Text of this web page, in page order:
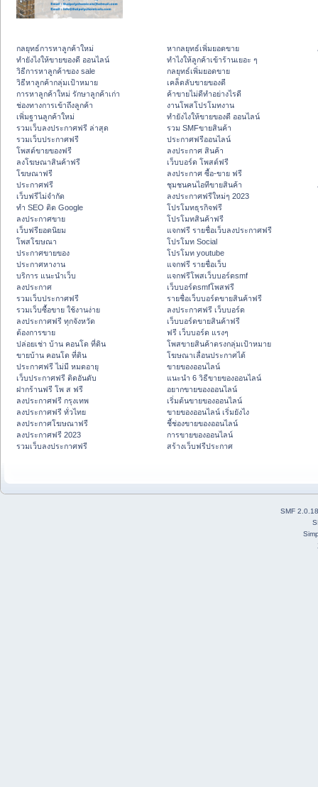
กลยุทธ์การหาลูกค้าใหม่
ทํายังไงให้ขายของดี ออนไลน์
วิธีการหาลูกค้าของ sale
วิธีหาลูกค้ากลุ่มเป้าหมาย
การหาลูกค้าใหม่ รักษาลูกค้าเก่า
ช่องทางการเข้าถึงลูกค้า
เพิ่มฐานลูกค้าใหม่
รวมเว็บลงประกาศฟรี ล่าสุด
รวมเว็บประกาศฟรี
โพสต์ขายของฟรี
ลงโฆษณาสินค้าฟรี
โฆษณาฟรี
ประกาศฟรี
เว็บฟรีไม่จำกัด
ทำ SEO ติด Google
ลงประกาศขาย
เว็บฟรียอดนิยม
โพสโฆษณา
ประกาศขายของ
ประกาศหางาน
บริการ แนะนำเว็บ
ลงประกาศ
รวมเว็บประกาศฟรี
รวมเว็บซื้อขาย ใช้งานง่าย
ลงประกาศฟรี ทุกจังหวัด
ต้องการขาย
ปล่อยเช่า บ้าน คอนโด ที่ดิน
ขายบ้าน คอนโด ที่ดิน
ประกาศฟรี ไม่มี หมดอายุ
เว็บประกาศฟรี ติดอันดับ
ฝากร้านฟรี โพ ส ฟรี
ลงประกาศฟรี กรุงเทพ
ลงประกาศฟรี ทั่วไทย
ลงประกาศโฆษณาฟรี
ลงประกาศฟรี 2023
รวมเว็บลงประกาศฟรี
หากลยุทธ์เพิ่มยอดขาย
ทําไงให้ลูกค้าเข้าร้านเยอะ ๆ
กลยุทธ์เพิ่มยอดขาย
เคล็ดลับขายของดี
ค้าขายไม่ดีทำอย่างไรดี
งานโพสโปรโมทงาน
ทํายังไงให้ขายของดี ออนไลน์
รวม SMFขายสินค้า
ประกาศฟรีออนไลน์
ลงประกาศ สินค้า
เว็บบอร์ด โพสต์ฟรี
ลงประกาศ ซื้อ-ขาย ฟรี
ชุมชนคนไอทีขายสินค้า
ลงประกาศฟรีใหม่ๆ 2023
โปรโมทธุรกิจฟรี
โปรโมทสินค้าฟรี
แจกฟรี รายชื่อเว็บลงประกาศฟรี
โปรโมท Social
โปรโมท youtube
แจกฟรี รายชื่อเว็บ
แจกฟรีโพสเว็บบอร์ดsmf
เว็บบอร์ดsmfโพสฟรี
รายชื่อเว็บบอร์ดขายสินค้าฟรี
ลงประกาศฟรี เว็บบอร์ด
เว็บบอร์ดขายสินค้าฟรี
ฟรี เว็บบอร์ด แรงๆ
โพสขายสินค้าตรงกลุ่มเป้าหมาย
โฆษณาเลื่อนประกาศได้
ขายของออนไลน์
แนะนำ 6 วิธีขายของออนไลน์
อยากขายของออนไลน์
เริ่มต้นขายของออนไลน์
ขายของออนไลน์ เริ่มยังไง
ชี้ช่องขายของออนไลน์
การขายของออนไลน์
สร้างเว็บฟรีประกาศ
SMF 2.0.18